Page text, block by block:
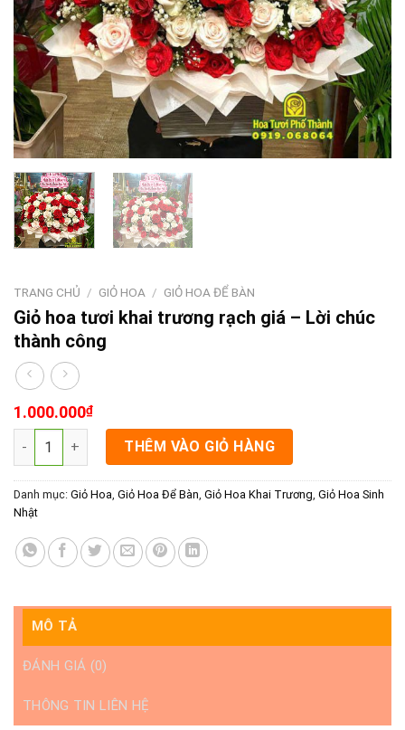
TRANG CHỦ / GIỎ HOA / GIỎ HOA ĐỂ BÀN
Giỏ hoa tươi khai trương rạch giá – Lời chúc
thành công
1.000.000₫
Giỏ hoa tươi khai trương rạch giá - Lời chúc thành công số
THÊM VÀO GIỎ HÀNG
Danh mục: Giỏ Hoa Giỏ Hoa Để Bàn Giỏ Hoa Khai Trương Giỏ Hoa Sinh
Nhật
MÔ TẢ
ĐÁNH GIÁ (0)
THÔNG TIN LIÊN HỆ